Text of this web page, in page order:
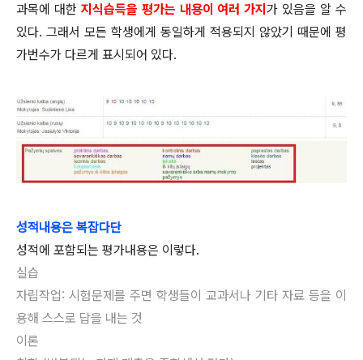
과목에 대한 지식습득을 평가는 내용이 여러 가지가 있음을 알 수
있다. 그래서 모든 학생에게 동일하게 적용되지 않았기 때문에 평
가번수가 다르게 표시되어 있다.
성적내용은 복잡다단
성적에 포함되는 평가내용은 이렇다.
실습
자립작업: 시험문제를 주면 학생들이 교과서나 기타 자료 등을 이
용해 스스로 답을 내는 것
이론